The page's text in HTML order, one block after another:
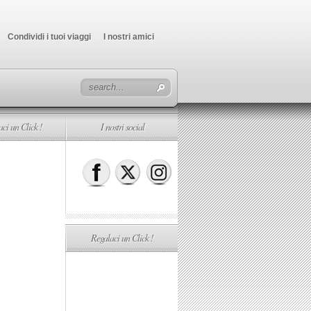
Condividi i tuoi viaggi I nostri amici
un Click ! I nostri social
Regalaci un Click !